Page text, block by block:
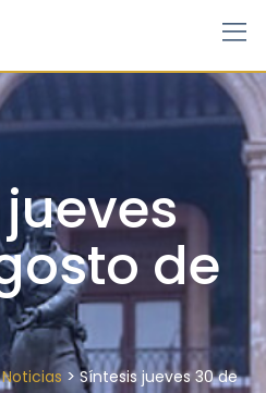
de
>Síntesis jueves 30 de